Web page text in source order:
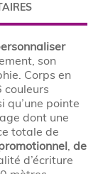
son
Corps en
qu’une pointe
dont une
totale de
,de
d’écriture